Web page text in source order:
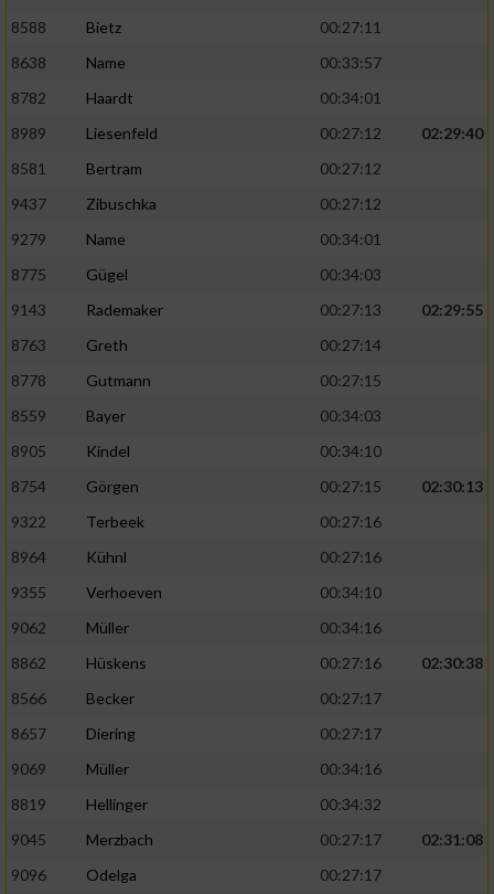
8588
Bietz
00:27:11
8638
Name
00:33:57
8782
Haardt
00:34:01
8989
Liesenfeld 00:27:12
02:29:40
8581
Bertram
00:27:12
9437
Zibuschka
00:27:12
9279
Name
00:34:01
8775
Gügel
00:34:03
9143
Rademaker 00:27:13
02:29:55
8763
Greth
00:27:14
8778
Gutmann
00:27:15
8559
Bayer
00:34:03
8905
Kindel
00:34:10
8754
Görgen 00:27:15
02:30:13
9322
Terbeek
00:27:16
8964
Kühnl
00:27:16
9355
Verhoeven
00:34:10
9062
Müller
00:34:16
8862
Hüskens 00:27:16
02:30:38
8566
Becker
00:27:17
8657
Diering
00:27:17
9069
Müller
00:34:16
8819
Hellinger
00:34:32
9045
Merzbach 00:27:17
02:31:08
9096
Odelga
00:27:17